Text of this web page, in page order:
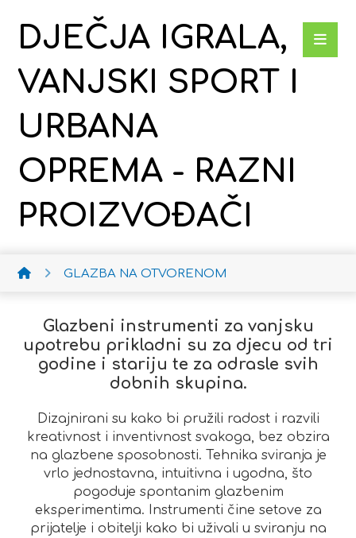
DJEČJA IGRALA,
VANJSKI SPORT I
URBANA
OPREMA - RAZNI
PROIZVOĐAČI
GLAZBA NA OTVORENOM
Glazbeni instrumenti za vanjsku
upotrebu prikladni su za djecu od tri
godine i stariju te za odrasle svih
dobnih skupina.
Dizajnirani su kako bi pružili radost i razvili
kreativnost i inventivnost svakoga, bez obzira
na glazbene sposobnosti. Tehnika sviranja je
vrlo jednostavna, intuitivna i ugodna, što
pogoduje spontanim glazbenim
eksperimentima. Instrumenti čine setove za
prijatelje i obitelji kako bi uživali u sviranju na